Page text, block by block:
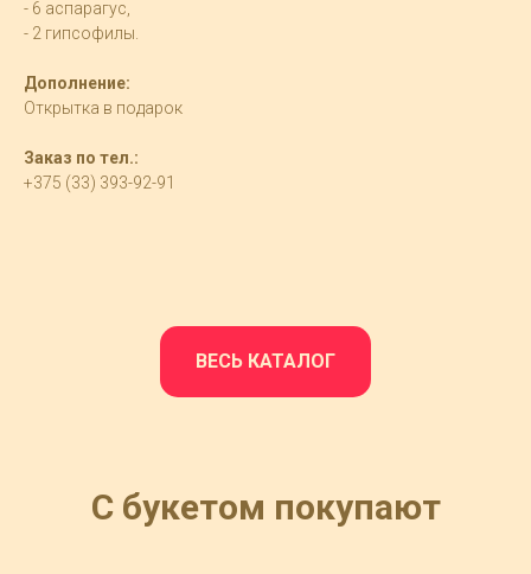
- 6 аспарагус,
- 2 гипсофилы.
Дополнение:
Открытка в подарок
Заказ по тел.:
+375 (33) 393-92-91
ВЕСЬ КАТАЛОГ
С букетом покупают